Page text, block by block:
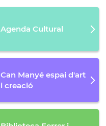
Agenda Cultural
Can Manyé espai d'art
i creació